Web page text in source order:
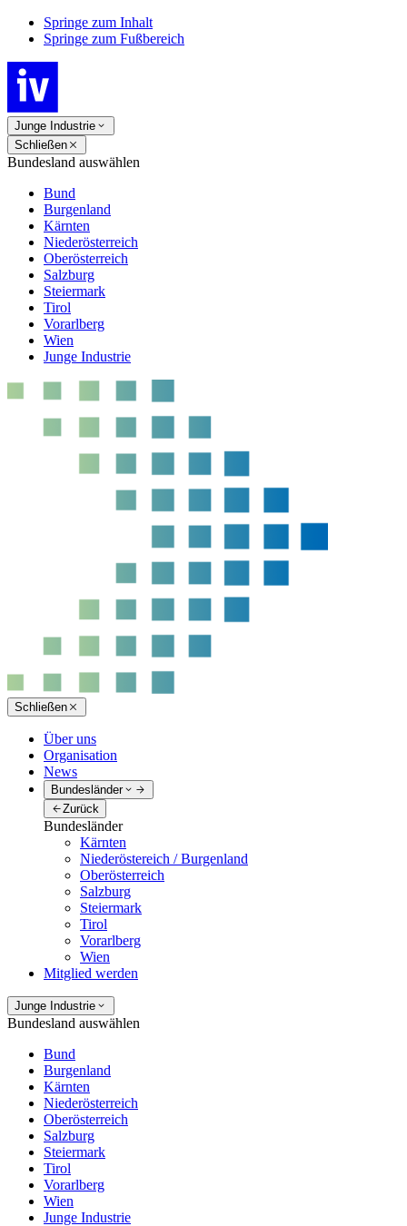
Springe zum Inhalt
Springe zum Fußbereich
Junge Industrie
Schließen
Bundesland auswählen
Bund
Burgenland
Kärnten
Niederösterreich
Oberösterreich
Salzburg
Steiermark
Tirol
Vorarlberg
Wien
Junge Industrie
Schließen
Über uns
Organisation
News
Bundesländer
Zurück
Bundesländer
Kärnten
Niederöstereich / Burgenland
Oberösterreich
Salzburg
Steiermark
Tirol
Vorarlberg
Wien
Mitglied werden
Junge Industrie
Bundesland auswählen
Bund
Burgenland
Kärnten
Niederösterreich
Oberösterreich
Salzburg
Steiermark
Tirol
Vorarlberg
Wien
Junge Industrie